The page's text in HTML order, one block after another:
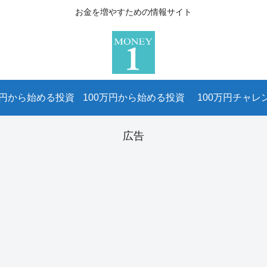
お金を増やすための情報サイト
から始める投資 100万円から始める投資 100万円チャレ
広告